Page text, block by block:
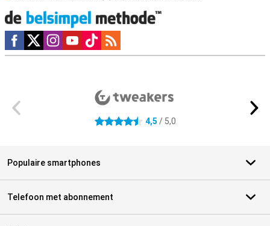
Social media
4.5 sterren 4,5 / 5,0
Populaire smartphones
Telefoon met abonnement